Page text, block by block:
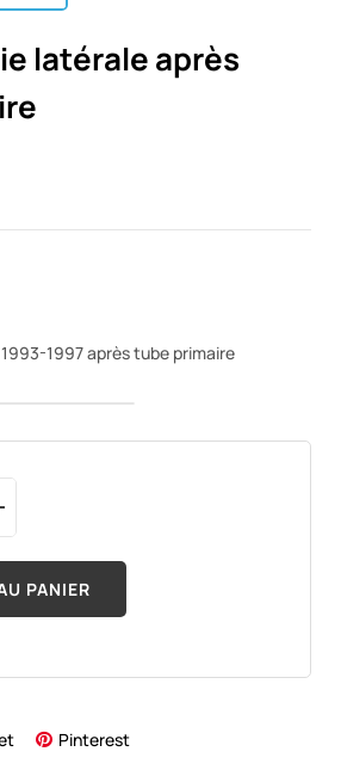
latérale après
1997 après tube primaire
PANIER
Pinterest